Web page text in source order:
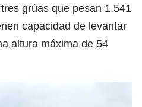
grúas que pesan 1.541
capacidad de levantar
altura máxima de 54